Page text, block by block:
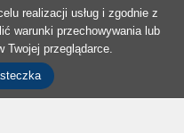
realizacji usług i zgodnie z
warunki przechowywania lub
Twojej przeglądarce.